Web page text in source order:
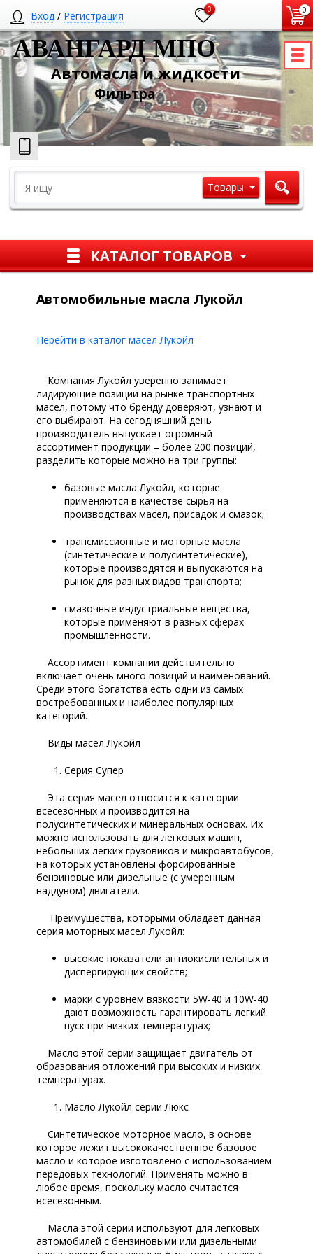
Вход / Регистрация 0 0
АВАНГАРД МПО
Автомасла и жидкости
Фильтра
Товары
КАТАЛОГ ТОВАРОВ
Автомобильные масла Лукойл
Перейти в каталог масел Лукойл
Компания Лукойл уверенно занимает
лидирующие позиции на рынке транспортных
масел, потому что бренду доверяют, узнают и
его выбирают. На сегодняшний день
производитель выпускает огромный
ассортимент продукции – более 200 позиций,
разделить которые можно на три группы:
базовые масла Лукойл, которые
применяются в качестве сырья на
производствах масел, присадок и смазок;
трансмиссионные и моторные масла
(синтетические и полусинтетические),
которые производятся и выпускаются на
рынок для разных видов транспорта;
смазочные индустриальные вещества,
которые применяют в разных сферах
промышленности.
Ассортимент компании действительно
включает очень много позиций и наименований.
Среди этого богатства есть одни из самых
востребованных и наиболее популярных
категорий.
Виды масел Лукойл
Серия Супер
Эта серия масел относится к категории
всесезонных и производится на
полусинтетических и минеральных основах. Их
можно использовать для легковых машин,
небольших легких грузовиков и микроавтобусов,
на которых установлены форсированные
бензиновые или дизельные (с умеренным
наддувом) двигатели.
Преимущества, которыми обладает данная
серия моторных масел Лукойл:
высокие показатели антиокислительных и
диспергирующих свойств;
марки с уровнем вязкости 5W-40 и 10W-40
дают возможность гарантировать легкий
пуск при низких температурах;
Масло этой серии защищает двигатель от
образования отложений при высоких и низких
температурах.
Масло Лукойл серии Люкс
Синтетическое моторное масло, в основе
которое лежит высококачественное базовое
масло и которое изготовлено с использованием
передовых технологий. Применять можно в
любое время, поскольку масло считается
всесезонным.
Масла этой серии используют для легковых
автомобилей с бензиновыми или дизельными